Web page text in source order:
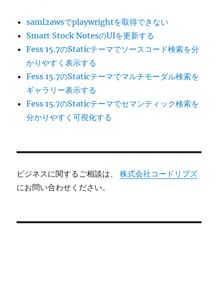
saml2awsでplaywrightを取得できない
Smart Stock NotesのUIを更新する
Fess 15.7のStaticテーマでソースコード検索を分
かりやすく表示する
Fess 15.7のStaticテーマでマルチモーダル検索を
ギャラリー表示する
Fess 15.7のStaticテーマでセマンティック検索を
分かりやすく可視化する
ビジネスに関するご相談は、株式会社コードリブズ
にお問い合わせください。